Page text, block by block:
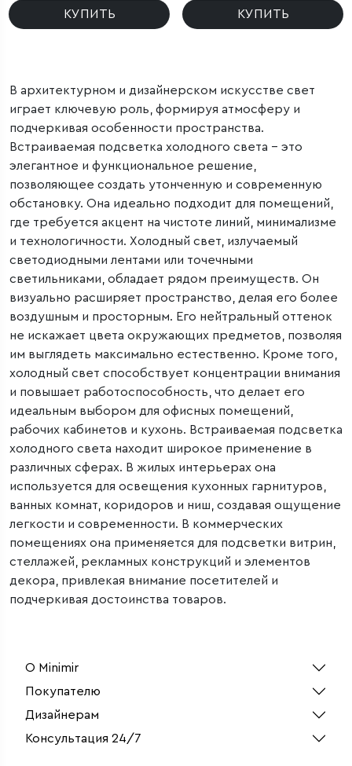
КУПИТЬ КУПИТЬ
В архитектурном и дизайнерском искусстве свет
играет ключевую роль, формируя атмосферу и
подчеркивая особенности пространства.
Встраиваемая подсветка холодного света – это
элегантное и функциональное решение,
позволяющее создать утонченную и современную
обстановку. Она идеально подходит для помещений,
где требуется акцент на чистоте линий, минимализме
и технологичности. Холодный свет, излучаемый
светодиодными лентами или точечными
светильниками, обладает рядом преимуществ. Он
визуально расширяет пространство, делая его более
воздушным и просторным. Его нейтральный оттенок
не искажает цвета окружающих предметов, позволяя
им выглядеть максимально естественно. Кроме того,
холодный свет способствует концентрации внимания
и повышает работоспособность, что делает его
идеальным выбором для офисных помещений,
рабочих кабинетов и кухонь. Встраиваемая подсветка
холодного света находит широкое применение в
различных сферах. В жилых интерьерах она
используется для освещения кухонных гарнитуров,
ванных комнат, коридоров и ниш, создавая ощущение
легкости и современности. В коммерческих
помещениях она применяется для подсветки витрин,
стеллажей, рекламных конструкций и элементов
декора, привлекая внимание посетителей и
подчеркивая достоинства товаров.
О Minimir
Покупателю
Дизайнерам
Консультация 24/7